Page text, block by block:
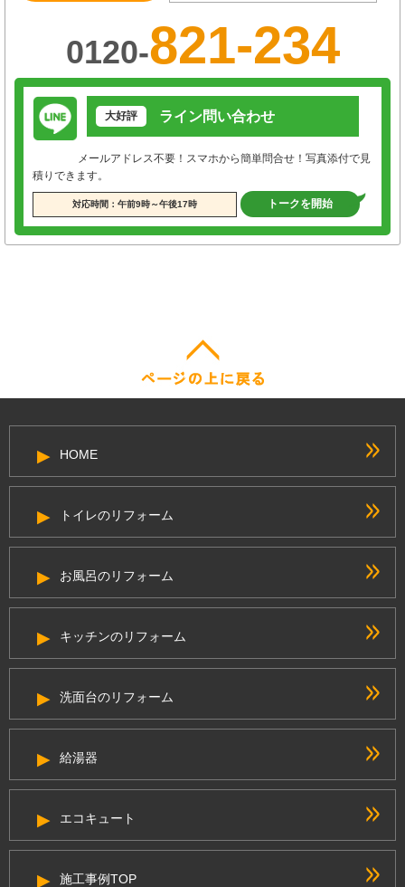
0120-821-234
大好評 ライン問い合わせ
メールアドレス不要！スマホから簡単問合せ！写真添付で見
積りできます。
対応時間：午前9時～午後17時 トークを開始
HOME
トイレのリフォーム
お風呂のリフォーム
キッチンのリフォーム
洗面台のリフォーム
給湯器
エコキュート
施工事例TOP